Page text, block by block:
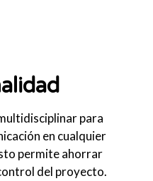
para
en cualquier
permite ahorrar
del proyecto.